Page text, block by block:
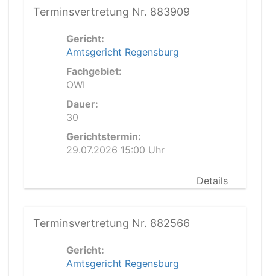
Terminsvertretung Nr. 883909
Gericht:
Amtsgericht Regensburg
Fachgebiet:
OWI
Dauer:
30
Gerichtstermin:
29.07.2026 15:00 Uhr
Details
Terminsvertretung Nr. 882566
Gericht:
Amtsgericht Regensburg